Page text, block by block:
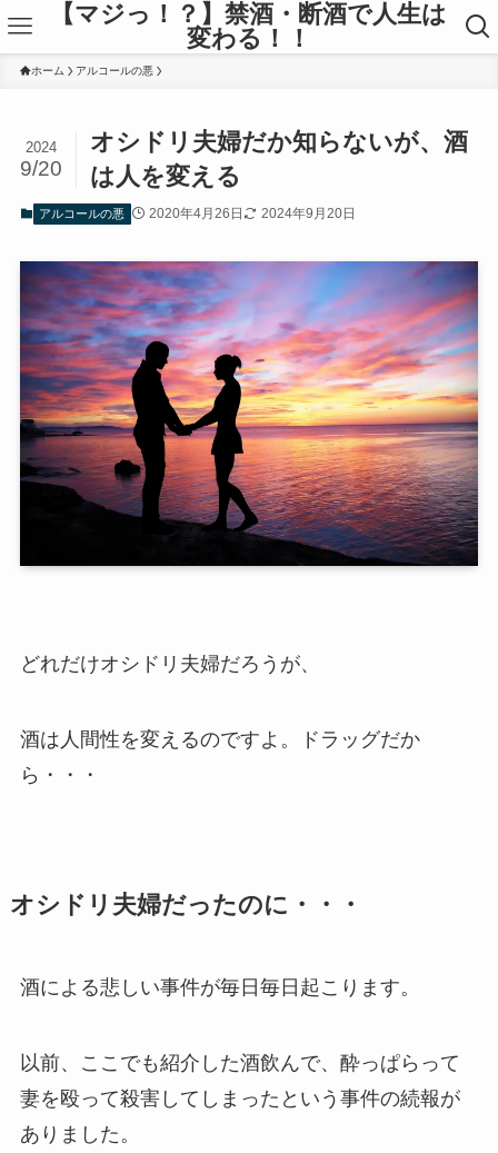
【マジっ！？】禁酒・断酒で人生は
変わる！！
ホーム アルコールの悪
オシドリ夫婦だか知らないが、酒
は人を変える
2024
9/20
アルコールの悪 2020年4月26日 2024年9月20日
どれだけオシドリ夫婦だろうが、
酒は人間性を変えるのですよ。ドラッグだか
ら・・・
オシドリ夫婦だったのに・・・
酒による悲しい事件が毎日毎日起こります。
以前、ここでも紹介した酒飲んで、酔っぱらって
妻を殴って殺害してしまったという事件の続報が
ありました。